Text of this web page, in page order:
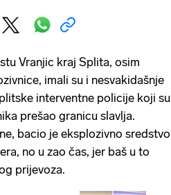
Vranjic kraj Splita, osim
imali su i nesvakidašnje
interventne policije koji su
prešao granicu slavlja.
bacio je eksplozivno sredstvo
no u zao čas, jer baš u to
prijevoza.